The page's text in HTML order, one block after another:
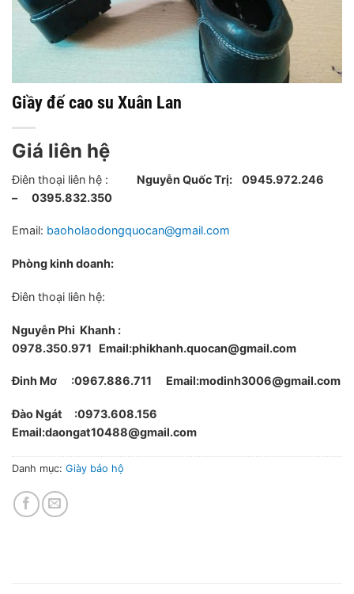
Giầy đế cao su Xuân Lan
Giá liên hệ
Điên thoại liên hệ : Nguyễn Quốc Trị: 0945.972.246
– 0395.832.350
Email: baoholaodongquocan@gmail.com
Phòng kinh doanh:
Điên thoại liên hệ:
Nguyễn Phi Khanh :
0978.350.971 Email:phikhanh.quocan@gmail.com
Đinh Mơ :0967.886.711 Email:modinh3006@gmail.com
Đào Ngát :0973.608.156
Email:daongat10488@gmail.com
Danh mục: Giày bảo hộ